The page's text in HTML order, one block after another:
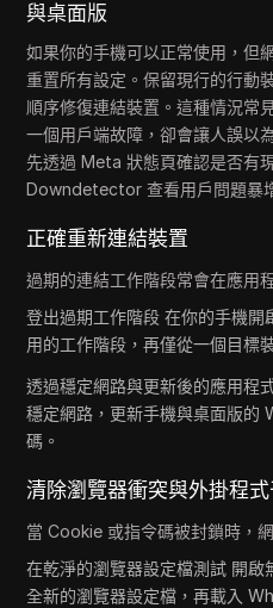
與桌面版
如果你的手機可以正常使用，但
重置所有設定。保留現行的行動
順序修復連結裝置。這種情況常
一個用戶端故障，卻會讓人誤以
先透過 Meta 狀態頁確認是否有
Downdetector 查看用戶問題暴
正確重新連結裝置
過期的連結工作階段常會在應用
登出過期工作階段 在你的手機
用的工作階段，再僅從一個目標
透過穩定網路與更新後的應用程
穩定網路，更新手機與桌面版的
碼。
清除瀏覽器衝突與外掛程
當 Cookie 或指令碼被封鎖時，
在乾淨的瀏覽器設定檔測試 開啟
全新的瀏覽器設定檔，再載入